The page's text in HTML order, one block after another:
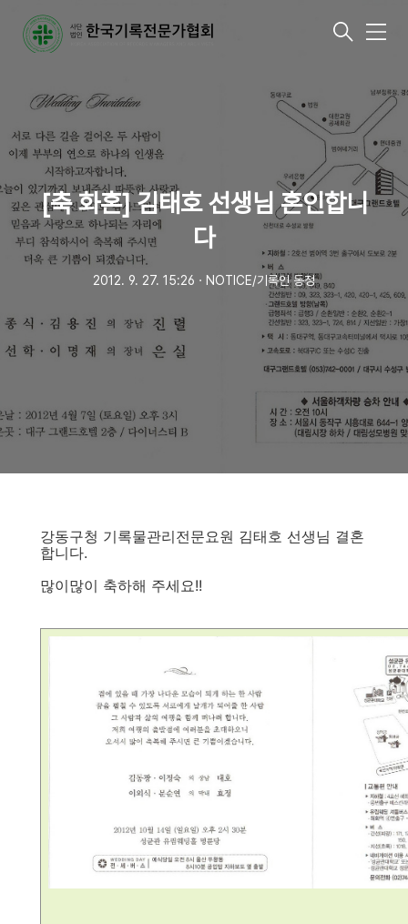
메
[축 화혼] 김태호 선생님 혼인합니
다
2012. 9. 27. 15:26 ㆍ NOTICE/기록인 동정
강동구청 기록물관리전문요원 김태호 선생님 결혼
합니다.
많이많이 축하해 주세요!!